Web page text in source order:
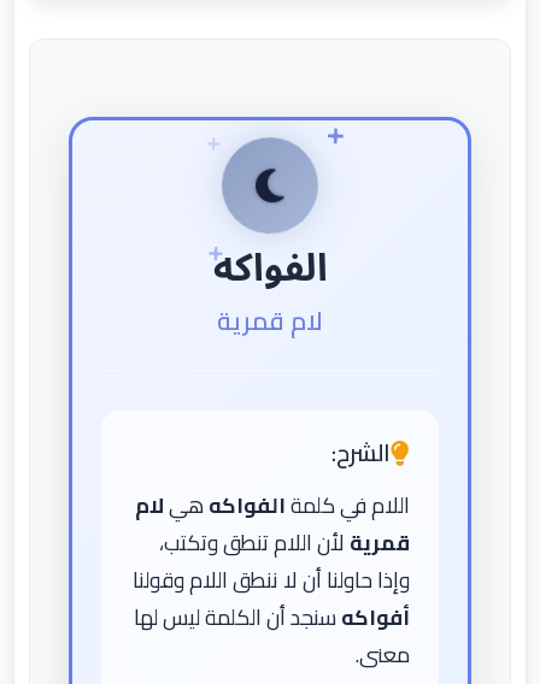
الفواكه
لام قمرية
الشرح:
اللام في كلمةالفواكههيلام
قمريةلأن اللام تنطق وتكتب،
وإذا حاولنا أن لا ننطق اللام وقولنا
أفواكهسنجد أن الكلمة ليس لها
معنى.